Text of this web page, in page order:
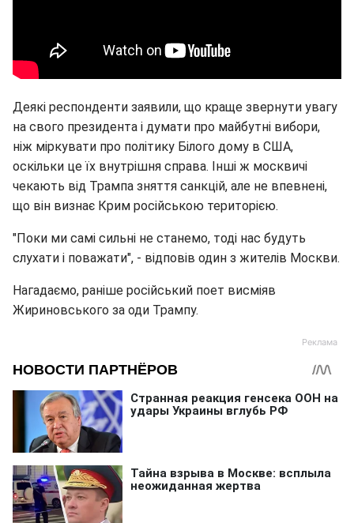
Деякі респонденти заявили, що краще звернути увагу
на свого президента і думати про майбутні вибори,
ніж міркувати про політику Білого дому в США,
оскільки це їх внутрішня справа. Інші ж москвичі
чекають від Трампа зняття санкцій, але не впевнені,
що він визнає Крим російською територією.
"Поки ми самі сильні не станемо, тоді нас будуть
слухати і поважати", - відповів один з жителів Москви.
Нагадаємо, раніше російський поет висміяв
Жириновського за оди Трампу.